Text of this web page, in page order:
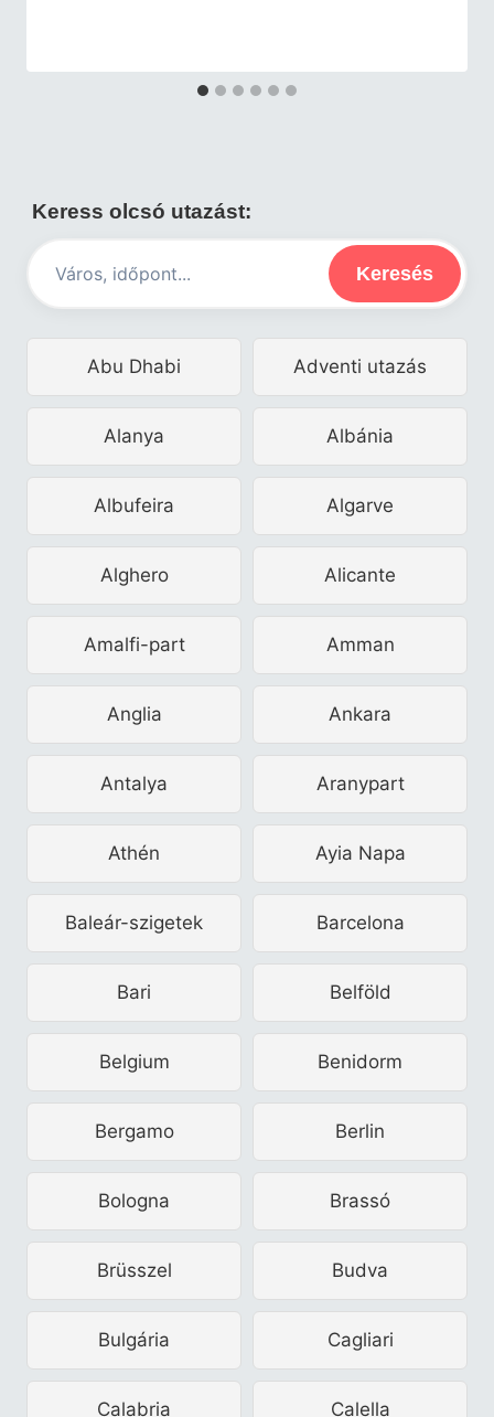
Keress olcsó utazást:
Keresés
Abu Dhabi Adventi utazás
Alanya Albánia
Albufeira Algarve
Alghero Alicante
Amalfi-part Amman
Anglia Ankara
Antalya Aranypart
Athén Ayia Napa
Baleár-szigetek Barcelona
Bari Belföld
Belgium Benidorm
Bergamo Berlin
Bologna Brassó
Brüsszel Budva
Bulgária Cagliari
Calabria Calella